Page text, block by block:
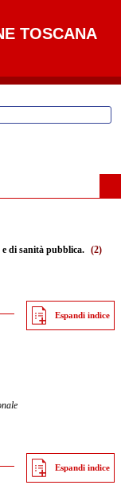
TOSCANA
e di sanità pubblica. (2)
Espandi indice
Espandi indice